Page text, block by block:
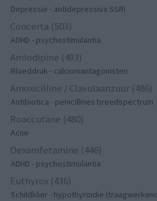
Depressie - antidepressiva SSRI
Concerta (503)
ADHD - psychostimulantia
Amlodipine (493)
Bloeddruk - calciumantagonisten
Amoxicilline / Clavulaanzuur (486)
Antibiotica - penicillines breedspectrum
Roaccutane (480)
Acne
Dexamfetamine (446)
ADHD - psychostimulantia
Euthyrox (436)
Schildklier - hypothyroidie